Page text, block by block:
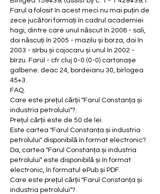
Farul a folosit în acest meci nu mai puțin de
zece jucători formați în cadrul academiei
hagi, dintre care unul născut în 2006 - sali,
doi născuți în 2005 - mazilu și borza, doi în
2003 - sîrbu și cojocaru și unul în 2002 -
bîrzu. Farul - cfr cluj 0-0 (0-0) cartonașe
galbene: deac 24, bordeianu 30, birlogea
45+3.
FAQ.
Care este prețul cărții "Farul Constanța și
industria petrolului"?.
Prețul cărții este de 50 de lei.
Este cartea "Farul Constanța și industria
petrolului" disponibilă în format electronic?.
Da, cartea "Farul Constanța și industria
petrolului" este disponibilă și în format
electronic, în formatul ePub și PDF.
Care este prețul cărții "Farul Constanța și
industria petrolului"?.